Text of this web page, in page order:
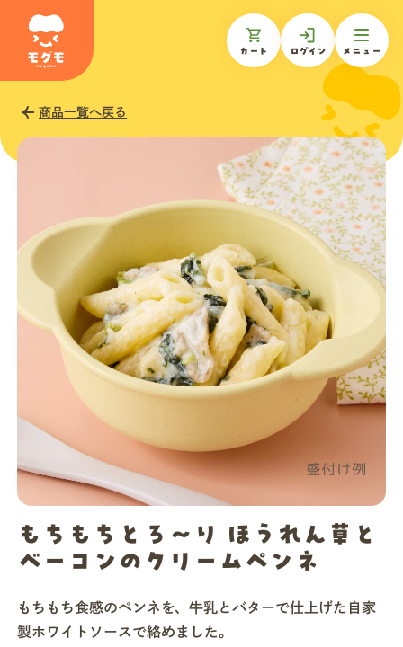
カート ログイン メニュー
モグモについて
ギフトを贈る
お知らせ
お客様の声
店舗一覧
モグモマガジン
今すぐお得に始める
商品一覧へ戻る
もちもちとろ〜り ほうれん草と
ベーコンのクリームペンネ
もちもち食感のペンネを、牛乳とバターで仕上げた自家
製ホワイトソースで絡めました。